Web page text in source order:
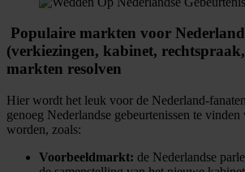
Populaire markten voor
(verkiezingen, kabinet,
markten resolven
Hier wordt het leuk voor de Nederland-
genoeg Nederlandse gebeurtenissen te
worden, zoals:
Voorbeeldmarkt: de Nederlandse